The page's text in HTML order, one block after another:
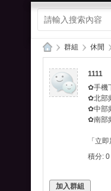
簡體中文版（
王
的
› 群組 › 休閒 ›
1111
✿手機
✿北部
✿中部
✿南部
「立
積分: 0
加入群組